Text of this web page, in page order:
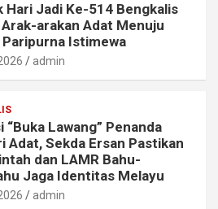
Hari Jadi Ke-514 Bengkalis
Arak-arakan Adat Menuju
Paripurna Istimewa
admin
“Buka Lawang” Penanda
Adat, Sekda Ersan Pastikan
dan LAMR Bahu-
Jaga Identitas Melayu
admin